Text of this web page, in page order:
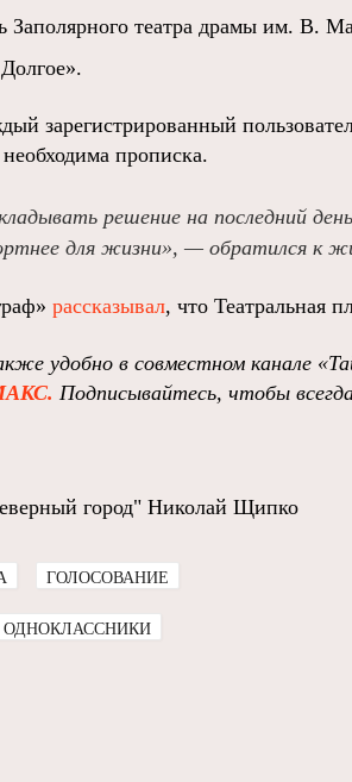
Заполярного театра драмы им. В.
зарегистрированный
прописка.
решение на последний
для жизни», — обратился к
рассказывал, что Театральная
удобно в совместном канале
Подписывайтесь, чтобы
город" Николай Щипко
ГОЛОСОВАНИЕ
ОДНОКЛАССНИКИ